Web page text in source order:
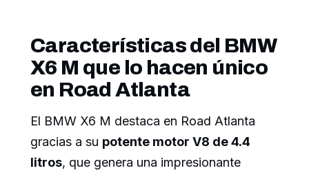
Características del BMW
X6 M que lo hacen único
en Road Atlanta
El BMW X6 M destaca en Road Atlanta
gracias a su potente motor V8 de 4.4
litros, que genera una impresionante